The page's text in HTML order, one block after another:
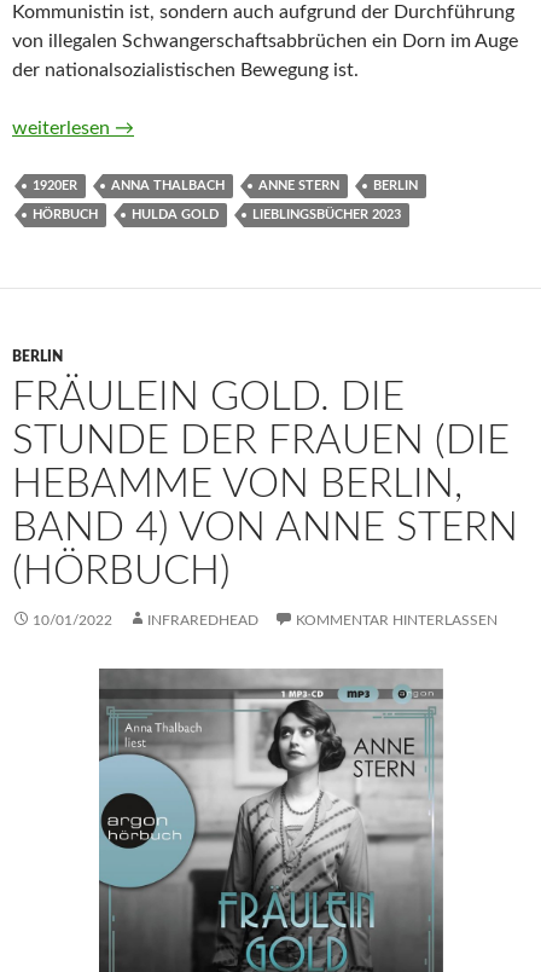
Kommunistin ist, sondern auch aufgrund der Durchführung
von illegalen Schwangerschaftsabbrüchen ein Dorn im Auge
der nationalsozialistischen Bewegung ist.
Fräulein Gold. Die Rote Insel (Die Hebamme von Berlin, Band
weiterlesen →
1920ER ANNA THALBACH ANNE STERN BERLIN
HÖRBUCH HULDA GOLD LIEBLINGSBÜCHER 2023
BERLIN
FRÄULEIN GOLD. DIE
STUNDE DER FRAUEN (DIE
HEBAMME VON BERLIN,
BAND 4) VON ANNE STERN
(HÖRBUCH)
10/01/2022 INFRAREDHEAD KOMMENTAR HINTERLASSEN